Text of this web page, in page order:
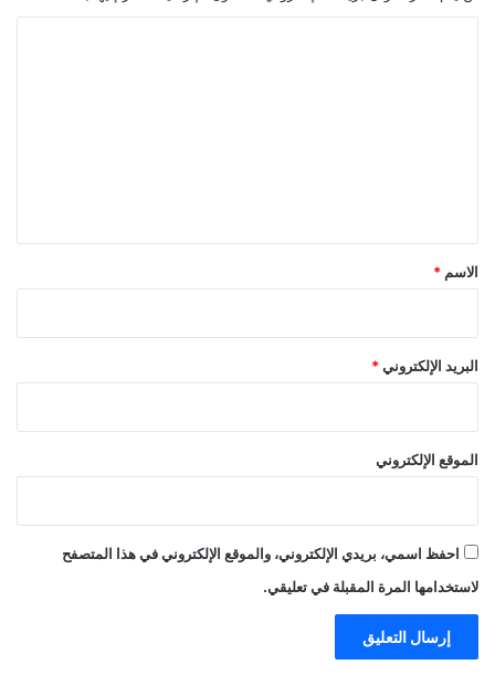
*
الاسم *
البريد الإلكتروني *
الموقع الإلكتروني
احفظ اسمي، بريدي الإلكتروني، والموقع الإلكتروني في هذا المتصفح
لاستخدامها المرة المقبلة في تعليقي.